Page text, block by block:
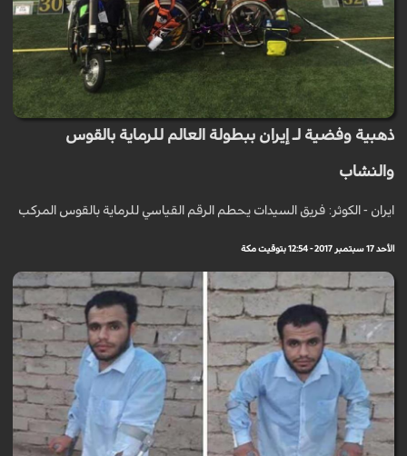
ذهبية وفضية لـ إيران ببطولة العالم للرماية بالقوس
والنشاب
ايران - الكوثر: فريق السيدات يحطم الرقم القياسي للرماية بالقوس المركب
الأحد 17 سبتمبر 2017 - 12:54 بتوقيت مكة